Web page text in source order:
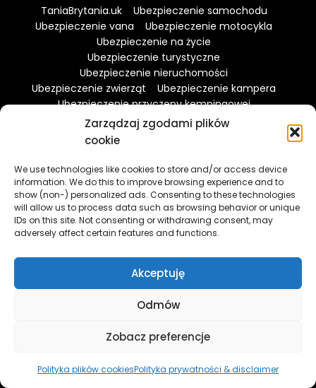
Zarządzaj zgodami plików
cookie
We use technologies like cookies to store and/or access device
information. We do this to improve browsing experience and to
show (non-) personalized ads. Consenting to these technologies
will allow us to process data such as browsing behavior or unique
IDs on this site. Not consenting or withdrawing consent, may
adversely affect certain features and functions.
Akceptuję
Odmów
Zobacz preferencje
Polityka plików cookiesPolityka prywatności & disclaimer
TaniaBrytania.uk
Ubezpieczenie samochodu
Ubezpieczenie vana
Ubezpieczenie motocykla
Ubezpieczenie na życie
Ubezpieczenie turystyczne
Ubezpieczenie nieruchomości
Ubezpieczenie zwierząt
Ubezpieczenie kampera
Ubezpieczenie przyczepy kempingowej
Ubezpieczenie łodzi
Breakdown cover
Ubezpieczenie kredytu hipotecznego
Tani Internet
Rozmowy do Polski
Paczki do Polski
Hotele
Bilety na samoloty
Bilety na promy
Kredyt hipoteczny
Zwrot podatku
Pożyczki gotówkowe
Polaków w UK